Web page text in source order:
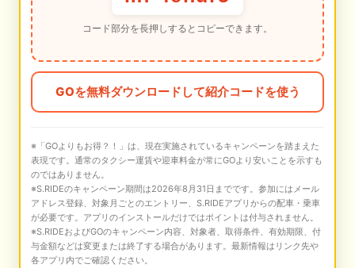
コード部分を長押しするとコピーできます。
GOを無料ダウンロードして紹介コードを使う
※「GOよりもお得？！」は、現在実施されているキャンペーンを踏まえた
表現です。通常のタクシー運賃や迎車料金が常にGOより安いことを示すも
のではありません。
※S.RIDEのキャンペーン期間は2026年8月31日までです。参加にはメール
アドレス登録、対象月ごとのエントリー、S.RIDEアプリからの配車・乗車
が必要です。アプリのインストールだけではポイントは付与されません。
※S.RIDEおよびGOのキャンペーン内容、対象者、取得条件、有効期限、付
与金額などは変更または終了する場合があります。最新情報はリンク先や
各アプリ内でご確認ください。